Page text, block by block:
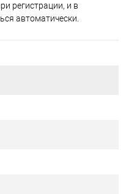
регистрации, и в
автоматически.